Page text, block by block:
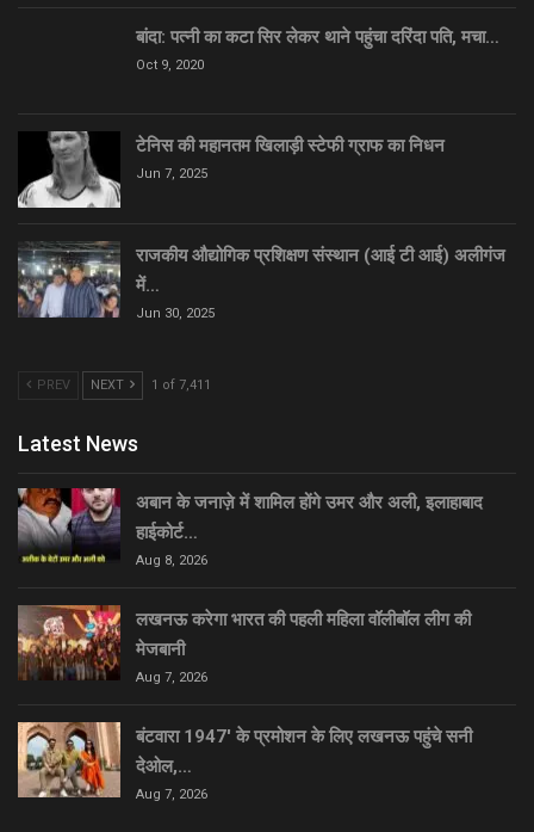
बांदा: पत्नी का कटा सिर लेकर थाने पहुंचा दरिंदा पति, मचा…
Oct 9, 2020
टेनिस की महानतम खिलाड़ी स्टेफी ग्राफ का निधन
Jun 7, 2025
राजकीय औद्योगिक प्रशिक्षण संस्थान (आई टी आई) अलीगंज
में…
Jun 30, 2025
PREV NEXT 1 of 7,411
Latest News
अबान के जनाज़े में शामिल होंगे उमर और अली, इलाहाबाद
हाईकोर्ट…
Aug 8, 2026
लखनऊ करेगा भारत की पहली महिला वॉलीबॉल लीग की
मेजबानी
Aug 7, 2026
बंटवारा 1947′ के प्रमोशन के लिए लखनऊ पहुंचे सनी
देओल,…
Aug 7, 2026